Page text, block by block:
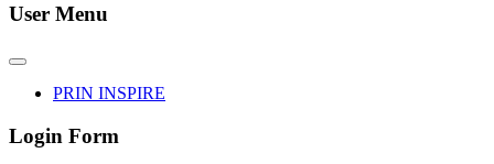
User Menu
PRIN INSPIRE
Login Form